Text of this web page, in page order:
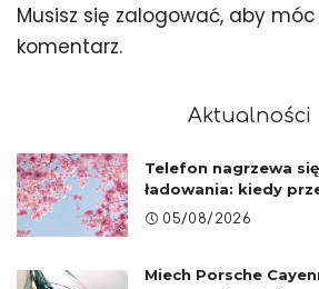
Musisz się zalogować, aby
komentarz.
Aktualności
Telefon nagrzewa
ładowania: kiedy
05/08/2026
Miech Porsche